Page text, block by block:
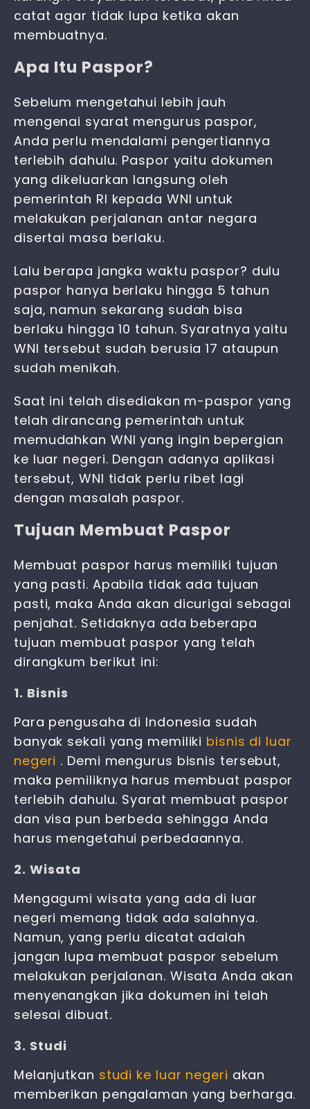
catat agar tidak lupa ketika akan
membuatnya.
Apa Itu Paspor?
Sebelum mengetahui lebih jauh
mengenai syarat mengurus paspor,
Anda perlu mendalami pengertiannya
terlebih dahulu. Paspor yaitu dokumen
yang dikeluarkan langsung oleh
pemerintah RI kepada WNI untuk
melakukan perjalanan antar negara
disertai masa berlaku.
Lalu berapa jangka waktu paspor? dulu
paspor hanya berlaku hingga 5 tahun
saja, namun sekarang sudah bisa
berlaku hingga 10 tahun. Syaratnya yaitu
WNI tersebut sudah berusia 17 ataupun
sudah menikah.
Saat ini telah disediakan m-paspor yang
telah dirancang pemerintah untuk
memudahkan WNI yang ingin bepergian
ke luar negeri. Dengan adanya aplikasi
tersebut, WNI tidak perlu ribet lagi
dengan masalah paspor.
Tujuan Membuat Paspor
Membuat paspor harus memiliki tujuan
yang pasti. Apabila tidak ada tujuan
pasti, maka Anda akan dicurigai sebagai
penjahat. Setidaknya ada beberapa
tujuan membuat paspor yang telah
dirangkum berikut ini:
1. Bisnis
Para pengusaha di Indonesia sudah
banyak sekali yang memiliki bisnis di luar
negeri . Demi mengurus bisnis tersebut,
maka pemiliknya harus membuat paspor
terlebih dahulu. Syarat membuat paspor
dan visa pun berbeda sehingga Anda
harus mengetahui perbedaannya.
2. Wisata
Mengagumi wisata yang ada di luar
negeri memang tidak ada salahnya.
Namun, yang perlu dicatat adalah
jangan lupa membuat paspor sebelum
melakukan perjalanan. Wisata Anda akan
menyenangkan jika dokumen ini telah
selesai dibuat.
3. Studi
Melanjutkan studi ke luar negeri akan
memberikan pengalaman yang berharga.